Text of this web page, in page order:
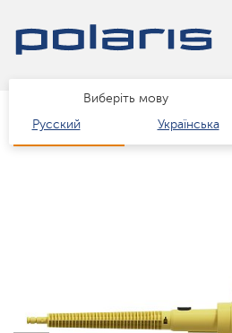
Виберіть мову
Русский
Українська
Каталог Техніка для дому
3 РОКИ ГАРАНТІЇ